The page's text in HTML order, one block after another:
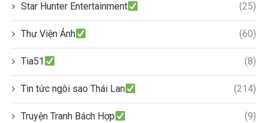
Star Hunter Entertainment (25)
Thư Viện Ảnh (60)
Tia51 (8)
Tin tức ngôi sao Thái Lan (214)
Truyện Tranh Bách Hợp (9)